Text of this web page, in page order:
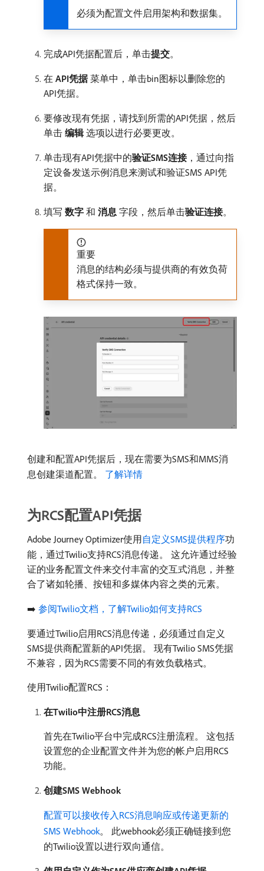
必须为配置文件启用架构和数据集。
完成API凭据配置后，单击​提交。
在​ API凭据​菜单中，单击bin图标以删除您的
API凭据。
要修改现有凭据，请找到所需的API凭据，然后
单击​ 编辑​选项以进行必要更改。
单击现有API凭据中的​验证SMS连接，通过向指
定设备发送示例消息来测试和验证SMS API凭
据。
填写​ 数字 ​和​ 消息 ​字段，然后单击​验证连接。
重要
消息的结构必须与提供商的有效负荷
格式保持一致。
创建和配置API凭据后，现在需要为SMS和MMS消
息创建渠道配置。 了解详情
为RCS配置API凭据
Adobe Journey Optimizer使用自定义SMS提供程序功
能，通过Twilio支持RCS消息传递。 这允许通过经验
证的业务配置文件来交付丰富的交互式消息，并整
合了诸如轮播、按钮和多媒体内容之类的元素。
➡️ 参阅Twilio文档，了解Twilio如何支持RCS
要通过Twilio启用RCS消息传递，必须通过自定义
SMS提供商配置新的API凭据。 现有Twilio SMS凭据
不兼容，因为RCS需要不同的有效负载格式。
使用Twilio配置RCS：
在Twilio中注册RCS消息
首先在Twilio平台中完成RCS注册流程。 这包括
设置您的企业配置文件并为您的帐户启用RCS
功能。
创建SMS Webhook
配置可以接收传入RCS消息响应或传递更新的
SMS Webhook。 此webhook必须正确链接到您
的Twilio设置以进行双向通信。